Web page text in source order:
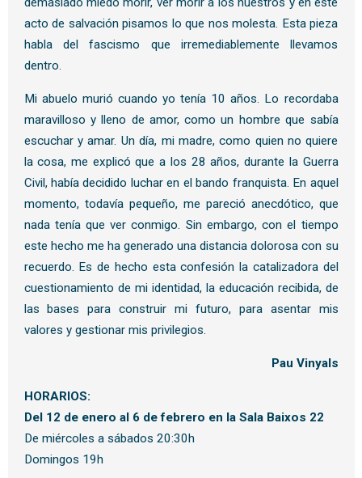
acto de salvación pisamos lo que nos molesta. Esta pieza
habla del fascismo que irremediablemente llevamos
dentro.
Mi abuelo murió cuando yo tenía 10 años. Lo recordaba
maravilloso y lleno de amor, como un hombre que sabía
escuchar y amar. Un día, mi madre, como quien no quiere
la cosa, me explicó que a los 28 años, durante la Guerra
Civil, había decidido luchar en el bando franquista. En aquel
momento, todavía pequeño, me pareció anecdótico, que
nada tenía que ver conmigo. Sin embargo, con el tiempo
este hecho me ha generado una distancia dolorosa con su
recuerdo. Es de hecho esta confesión la catalizadora del
cuestionamiento de mi identidad, la educación recibida, de
las bases para construir mi futuro, para asentar mis
valores y gestionar mis privilegios.
Pau Vinyals
HORARIOS:
Del 12 de enero al 6 de febrero en la Sala Baixos 22
De miércoles a sábados 20:30h
Domingos 19h